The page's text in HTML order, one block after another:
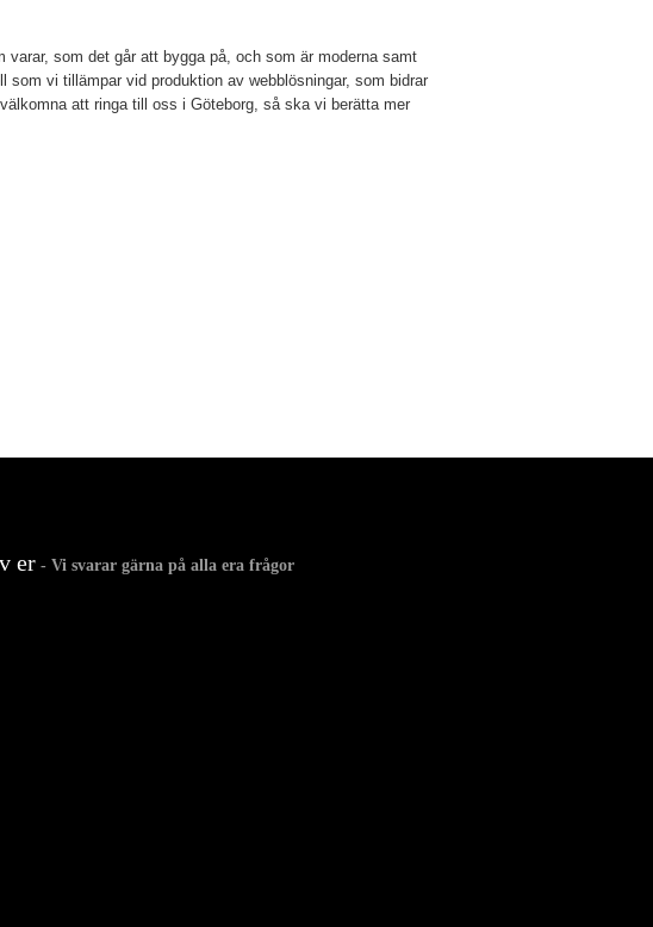
varar, som det går att bygga på, och som är moderna samt
som vi tillämpar vid produktion av webblösningar, som bidrar
att ringa till oss i Göteborg, så ska vi berätta mer
er- Vi svarar gärna på alla era frågor